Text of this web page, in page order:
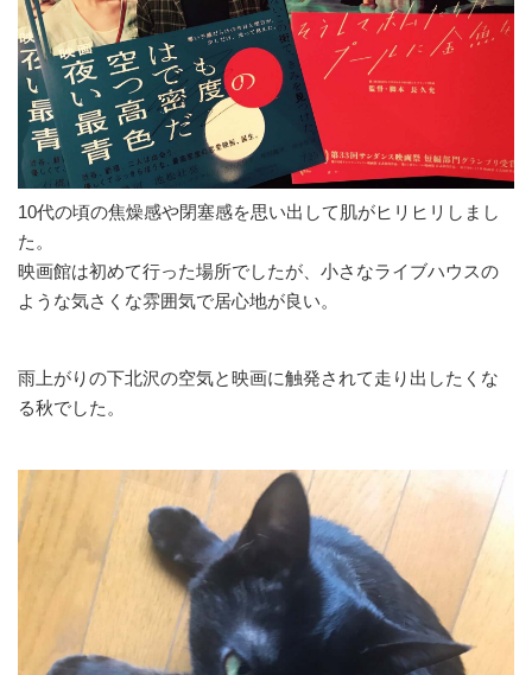
10代の頃の焦燥感や閉塞感を思い出して肌がヒリヒリしまし
た。
映画館は初めて行った場所でしたが、小さなライブハウスの
ような気さくな雰囲気で居心地が良い。
雨上がりの下北沢の空気と映画に触発されて走り出したくな
る秋でした。